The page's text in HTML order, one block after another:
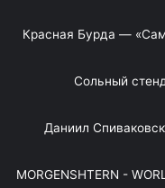
Красная Бурда —
"Сольный
"Даниил
MORGENSHTERN -